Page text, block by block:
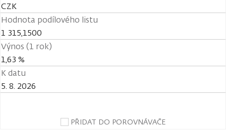
CZK
Hodnota podílového listu
1 315,1500
Výnos (1 rok)
1,63 %
K datu
5. 8. 2026
PŘIDAT DO POROVNÁVAČE